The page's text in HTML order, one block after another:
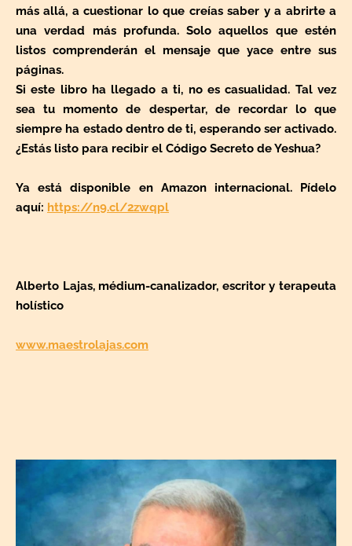
más allá, a cuestionar lo que creías saber y a abrirte a
una verdad más profunda. Solo aquellos que estén
listos comprenderán el mensaje que yace entre sus
páginas.
Si este libro ha llegado a ti, no es casualidad. Tal vez
sea tu momento de despertar, de recordar lo que
siempre ha estado dentro de ti, esperando ser activado.
¿Estás listo para recibir el Código Secreto de Yeshua?
Ya está disponible en Amazon internacional. Pídelo
aquí: https://n9.cl/2zwqpl
Alberto Lajas, médium-canalizador, escritor y terapeuta
holístico
www.maestrolajas.com